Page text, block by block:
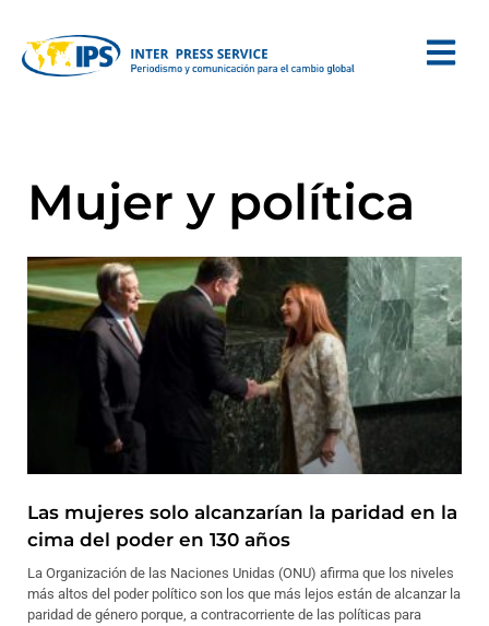
Mujer y política
Las mujeres solo alcanzarían la paridad en la
cima del poder en 130 años
La Organización de las Naciones Unidas (ONU) afirma que los niveles
más altos del poder político son los que más lejos están de alcanzar la
paridad de género porque, a contracorriente de las políticas para